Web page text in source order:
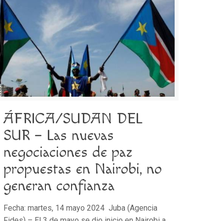
ÁFRICA/SUDAN DEL
SUR – Las nuevas
negociaciones de paz
propuestas en Nairobi, no
generan confianza
Fecha: martes, 14 mayo 2024 Juba (Agencia